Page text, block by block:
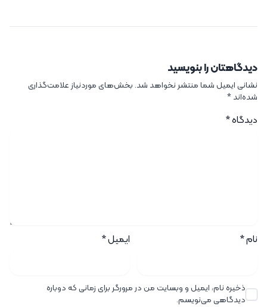
دیدگاهتان را بنویسید
نشانی ایمیل شما منتشر نخواهد شد. بخش‌های موردنیاز علامت‌گذاری
شده‌اند*
دیدگاه*
نام* ایمیل*
ذخیره نام، ایمیل و وبسایت من در مرورگر برای زمانی که دوباره
دیدگاهی می‌نویسم.